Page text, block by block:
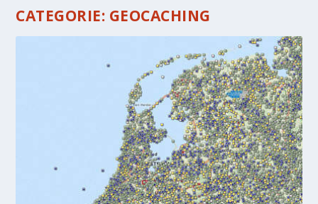
CATEGORIE: GEOCACHING